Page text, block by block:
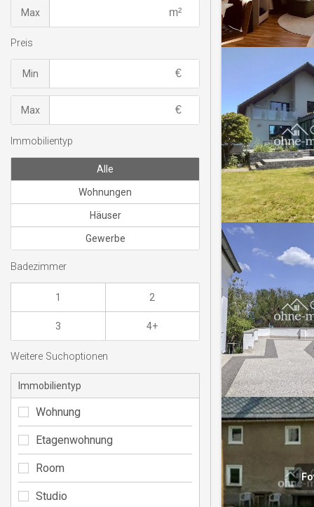
Max
Preis
Min
Max
Immobilientyp
Alle
Wohnungen
Häuser
Gewerbe
Badezimmer
1 2
3 4+
Weitere Suchoptionen
Immobilientyp
Wohnung
Etagenwohnung
Room
Studio